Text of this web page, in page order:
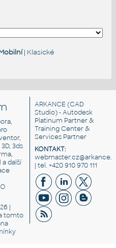
| Klasické
3ds
a další
O
|
tomto
ARKANCE (CAD
Studio) - Autodesk
Platinum Partner &
Training Center &
Services Partner
KONTAKT:
| tel. +420 910 970 111